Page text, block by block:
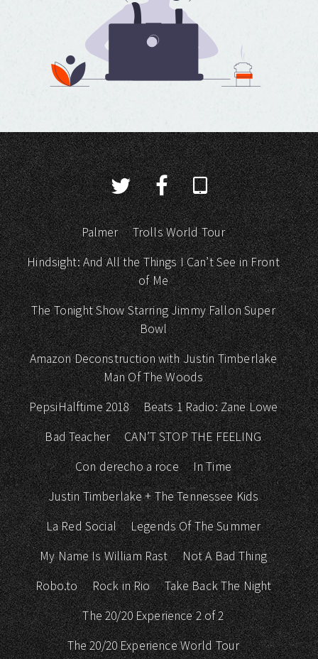
Palmer
Trolls World Tour
Hindsight: And All the Things I Can’t See in Front
of Me
The Tonight Show Starring Jimmy Fallon Super
Bowl
Amazon Deconstruction with Justin Timberlake
Man Of The Woods
PepsiHalftime 2018
Beats 1 Radio: Zane Lowe
Bad Teacher
CAN’T STOP THE FEELING
Con derecho a roce
In Time
Justin Timberlake + The Tennessee Kids
La Red Social
Legends Of The Summer
My Name Is William Rast
Not A Bad Thing
Robo.to
Rock in Rio
Take Back The Night
The 20/20 Experience 2 of 2
The 20/20 Experience World Tour